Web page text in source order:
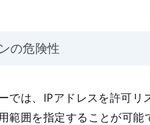
の危険性
では、IPアドレスを許可
範囲を指定することが可